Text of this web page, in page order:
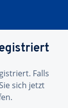
Falls
sich jetzt